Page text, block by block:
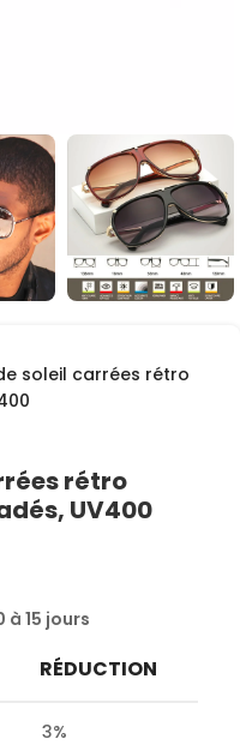
soleil carrées rétro
rétro
UV400
15 jours
RÉDUCTION
3%